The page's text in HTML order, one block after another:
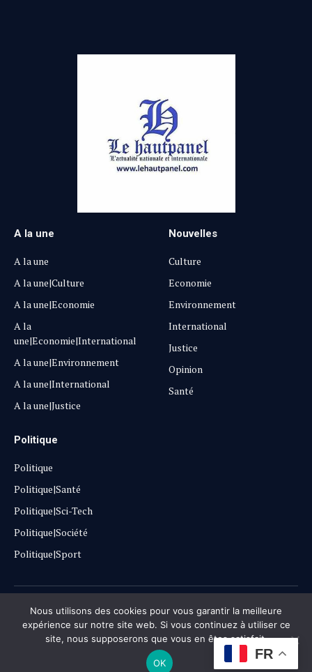
A la une
A la une
A la une|Culture
A la une|Economie
A la
une|Economie|International
A la une|Environnement
A la une|International
A la une|Justice
Nouvelles
Culture
Economie
Environnement
International
Justice
Opinion
Santé
Politique
Politique
Politique|Santé
Politique|Sci-Tech
Politique|Société
Politique|Sport
Copyright © 2025Lehautpanel
Confidentialité Contact Don
FR
Nous utilisons des cookies pour vous garantir la meilleure
expérience sur notre site web. Si vous continuez à utiliser ce
site, nous supposerons que vous en êtes satisfait.
OK